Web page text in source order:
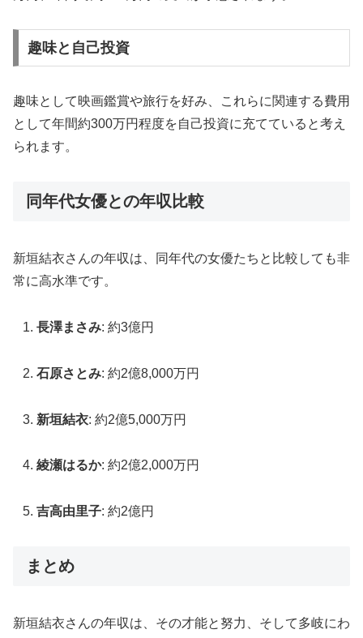
趣味と自己投資
趣味として映画鑑賞や旅行を好み、これらに関連する費用
として年間約300万円程度を自己投資に充てていると考え
られます。
同年代女優との年収比較
新垣結衣さんの年収は、同年代の女優たちと比較しても非
常に高水準です。
長澤まさみ: 約3億円
石原さとみ: 約2億8,000万円
新垣結衣: 約2億5,000万円
綾瀬はるか: 約2億2,000万円
吉高由里子: 約2億円
まとめ
新垣結衣さんの年収は、その才能と努力、そして多岐にわ